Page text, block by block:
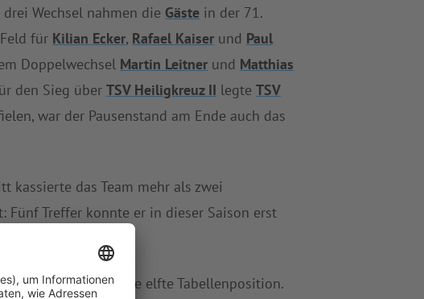
drei Wechsel nahmen die Gäste in der 71.
für Kilian Ecker, Rafael Kaiser und Paul
Doppelwechsel Martin Leitner und Matthias
den Sieg überTSV Heiligkreuz II legteTSV
war der Pausenstand am Ende auch das
kassierte das Team mehr als zwei
Fünf Treffer konnte er in dieser Saison erst
IIfiel auf die elfte Tabellenposition.